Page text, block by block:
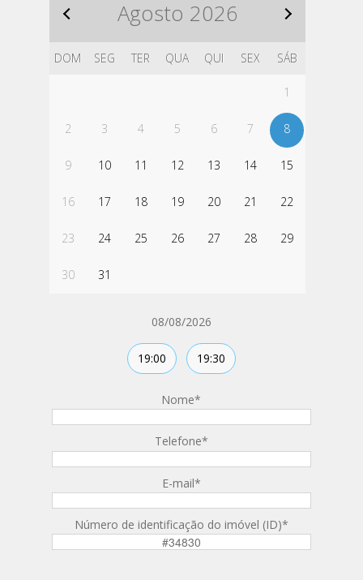
Agosto 2026
DOM SEG TER QUA QUI SEX SÁB
1
2 3 4 5 6 7 8
9 10 11 12 13 14 15
16 17 18 19 20 21 22
23 24 25 26 27 28 29
30 31
08/08/2026
19:00 19:30
Nome*
Telefone*
E-mail*
Número de identificação do imóvel (ID)*